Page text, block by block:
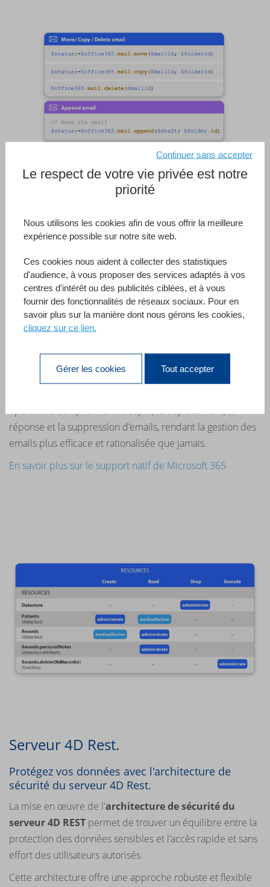
Support email natif Microsoft 365
Automatisez la gestion de vos e-mails grâce à
des commandes intégrées.
Alors que de plus en plus de clients migrent vers Microsoft
365 pour leurs besoins de messagerie, 4D v19 R8 offre
d'automatiser facilement les opérations de messagerie de
opérations comprennent la copie, le déplacement, la
réponse et la suppression d'emails, rendant la gestion des
emails plus efficace et rationalisée que jamais.
En savoir plus sur le support natif de Microsoft 365
Serveur 4D Rest.
Protégez vos données avec l'architecture de
sécurité du serveur 4D Rest.
La mise en œuvre de l'architecture de sécurité du
serveur 4D REST permet de trouver un équilibre entre la
protection des données sensibles et l'accès rapide et sans
effort des utilisateurs autorisés.
Cette architecture offre une approche robuste et flexible
Le respect de votre vie privée est notre
priorité
Nous utilisons les cookies afin de vous offrir la meilleure
expérience possible sur notre site web.
Ces cookies nous aident à collecter des statistiques
d'audience, à vous proposer des services adaptés à vos
centres d'intérêt ou des publicités ciblées, et à vous
fournir des fonctionnalités de réseaux sociaux. Pour en
savoir plus sur la manière dont nous gérons les cookies,
cliquez sur ce lien.
Gérer les cookies Tout accepter
Continuer sans accepter